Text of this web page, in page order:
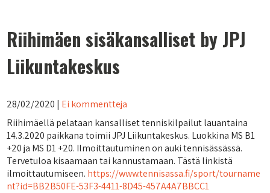
Riihimäen sisäkansalliset by JPJ
Liikuntakeskus
28/02/2020 | Ei kommentteja
Riihimäellä pelataan kansalliset tenniskilpailut lauantaina
14.3.2020 paikkana toimii JPJ Liikuntakeskus. Luokkina MS B1
+20 ja MS D1 +20. Ilmoittautuminen on auki tennisässässä.
Tervetuloa kisaamaan tai kannustamaan. Tästä linkistä
ilmoittautumiseen. https://www.tennisassa.fi/sport/tourname
nt?id=BB2B50FE-53F3-4411-8D45-457A4A7BBCC1